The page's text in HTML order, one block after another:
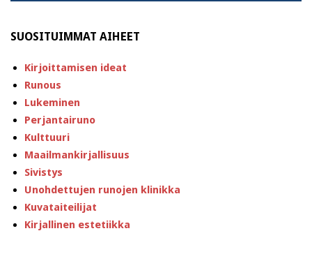
SUOSITUIMMAT AIHEET
Kirjoittamisen ideat
Runous
Lukeminen
Perjantairuno
Kulttuuri
Maailmankirjallisuus
Sivistys
Unohdettujen runojen klinikka
Kuvataiteilijat
Kirjallinen estetiikka